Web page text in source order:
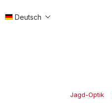
Deutsch
Jagd-Optik